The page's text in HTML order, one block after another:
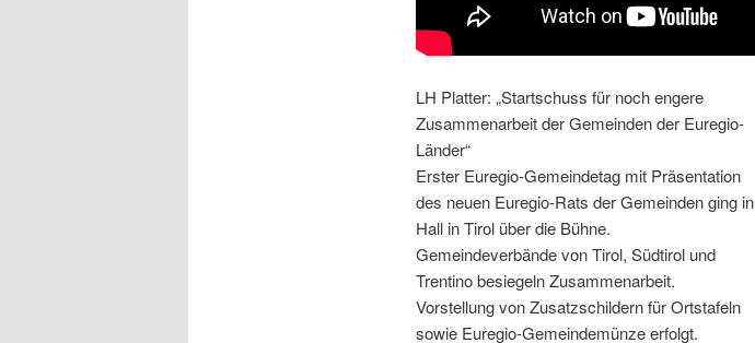
LH Platter: „Startschuss für noch engere
Zusammenarbeit der Gemeinden der Euregio-
Länder“
Erster Euregio-Gemeindetag mit Präsentation
des neuen Euregio-Rats der Gemeinden ging in
Hall in Tirol über die Bühne.
Gemeindeverbände von Tirol, Südtirol und
Trentino besiegeln Zusammenarbeit.
Vorstellung von Zusatzschildern für Ortstafeln
sowie Euregio-Gemeindemünze erfolgt.